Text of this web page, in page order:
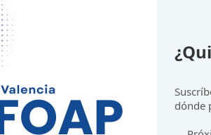
presupuesto.
dónde